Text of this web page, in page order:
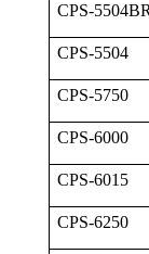
CPS-
CPS-5504
CPS-5750
CPS-6000
CPS-6015
CPS-6250